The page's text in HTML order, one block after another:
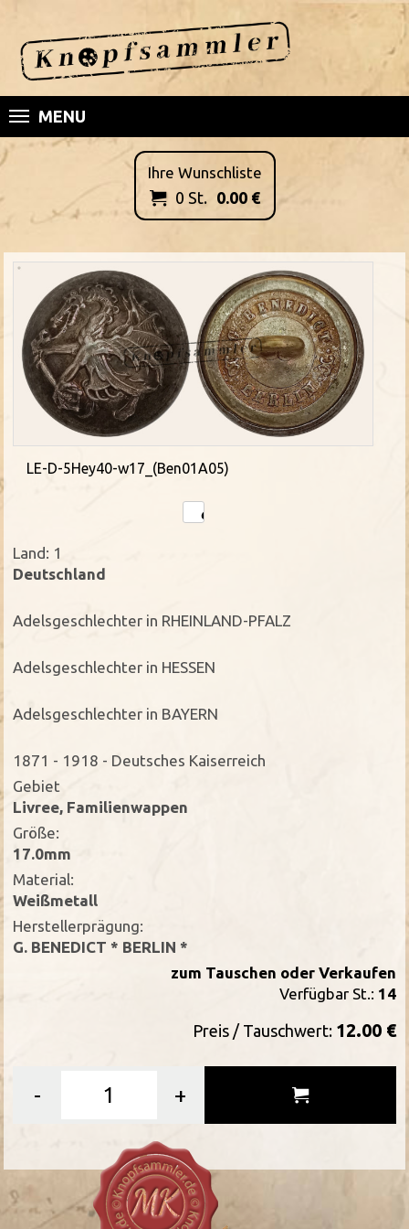
MENU
Ihre Wunschliste
 0 St. 0.00€
LE-D-5Hey40-w17_(Ben01A05)
Land: 1
Deutschland
Adelsgeschlechter in RHEINLAND-PFALZ
Adelsgeschlechter in HESSEN
Adelsgeschlechter in BAYERN
1871 - 1918 - Deutsches Kaiserreich
Gebiet
Livree, Familienwappen
Größe:
17.0mm
Material:
Weißmetall
Herstellerprägung:
G. BENEDICT * BERLIN *
zum Tauschen oder Verkaufen
Verfügbar St.: 14
Preis / Tauschwert: 12.00 €
- +